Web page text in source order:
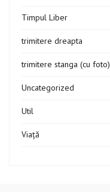
Timpul Liber
trimitere dreapta
trimitere stanga (cu foto)
Uncategorized
Util
Viață